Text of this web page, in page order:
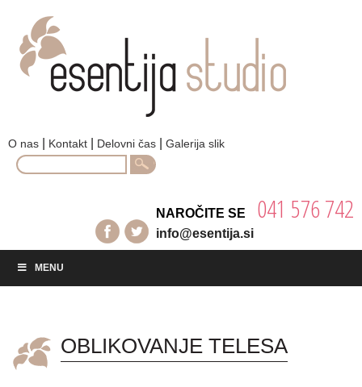
O nas Kontakt Delovni čas Galerija slik
Search
NAROČITE SE 041 576 742
info@esentija.si
MENU
OBLIKOVANJE TELESA